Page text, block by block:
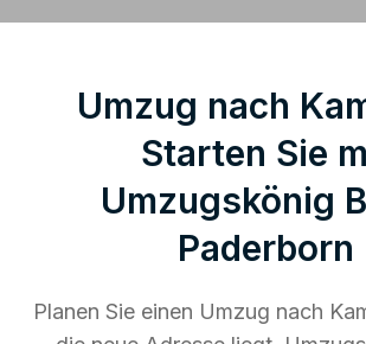
Umzug nach
Starten Sie
Umzugskönig
Paderborn
Planen Sie einen Umzug nach